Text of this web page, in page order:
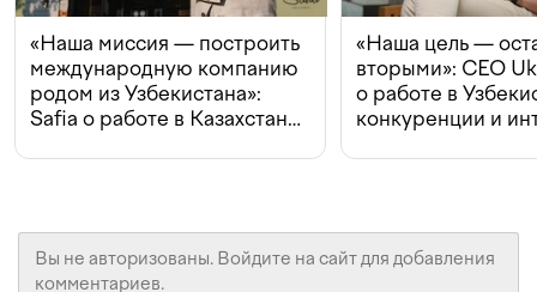
«Наша миссия — построить
международную компанию
родом из Узбекистана»:
Safia о работе в Казахстане,
«Наша цель —
вторыми»: CEO
о работе в
конкуренции и